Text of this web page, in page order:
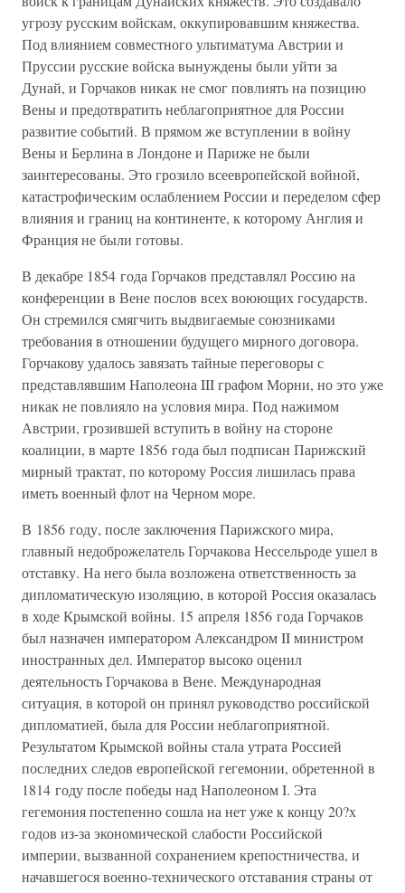
угрозу русским войскам, оккупировавшим княжества.
Под влиянием совместного ультиматума Австрии и
Пруссии русские войска вынуждены были уйти за
Дунай, и Горчаков никак не смог повлиять на позицию
Вены и предотвратить неблагоприятное для России
развитие событий. В прямом же вступлении в войну
Вены и Берлина в Лондоне и Париже не были
заинтересованы. Это грозило всеевропейской войной,
катастрофическим ослаблением России и переделом сфер
влияния и границ на континенте, к которому Англия и
Франция не были готовы.
В декабре 1854 года Горчаков представлял Россию на
конференции в Вене послов всех воюющих государств.
Он стремился смягчить выдвигаемые союзниками
требования в отношении будущего мирного договора.
Горчакову удалось завязать тайные переговоры с
представлявшим Наполеона III графом Морни, но это уже
никак не повлияло на условия мира. Под нажимом
Австрии, грозившей вступить в войну на стороне
коалиции, в марте 1856 года был подписан Парижский
мирный трактат, по которому Россия лишилась права
иметь военный флот на Черном море.
В 1856 году, после заключения Парижского мира,
главный недоброжелатель Горчакова Нессельроде ушел в
отставку. На него была возложена ответственность за
дипломатическую изоляцию, в которой Россия оказалась
в ходе Крымской войны. 15 апреля 1856 года Горчаков
был назначен императором Александром II министром
иностранных дел. Император высоко оценил
деятельность Горчакова в Вене. Международная
ситуация, в которой он принял руководство российской
дипломатией, была для России неблагоприятной.
Результатом Крымской войны стала утрата Россией
последних следов европейской гегемонии, обретенной в
1814 году после победы над Наполеоном I. Эта
гегемония постепенно сошла на нет уже к концу 20?х
годов из-за экономической слабости Российской
империи, вызванной сохранением крепостничества, и
начавшегося военно-технического отставания страны от